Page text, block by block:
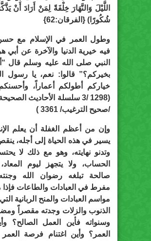
اللَّيْلَ وَالنَّهَارَ خِلْفَةً لِمَنْ أَرَادَ أَنْ
شُكُورًا) {الفرقان:62}
وطول العمر في الإسلام مع
فيه خيرية الدنيا والآخرة عن أبي
النبي صلى الله عليه وسلم قال
بخيركم؟” قالوا: نعم، يا رسول
خياركم أطولكم أعماراً،
(1298 /3 سلسلة الأحاديث
/صحيح الترغيب/ 3361 )
وإن من أعظم الغفلة أن يعلم
يسير في هذه الحياة إلى أجله،
وتدنو نهايته، وهو مع ذلك لا
الحساب، ولا يتجهز ليوم
صالحة تبلغه رضوان الله
مفرط في العبادات والطاعات
مواسم العبادات والمنح الربانية التي
الذنوب والزلات وجدته مقصراً
وسنواته فأين العمل الصالح؟
العمر؟ وأين اغتنام فرصة